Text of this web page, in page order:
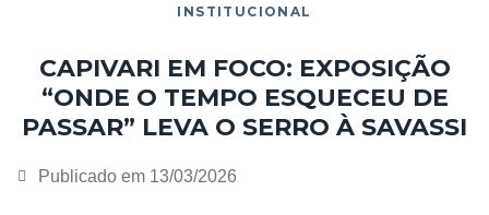
INSTITUCIONAL
CAPIVARI EM FOCO: EXPOSIÇÃO
“ONDE O TEMPO ESQUECEU DE
PASSAR” LEVA O SERRO À SAVASSI
Publicado em 13/03/2026